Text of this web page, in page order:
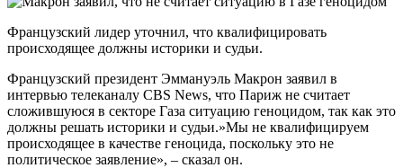
Французский лидер уточнил, что квалифицировать
происходящее должны историки и судьи.
Французский президент Эммануэль Макрон заявил в
интервью телеканалу CBS News, что Париж не считает
сложившуюся в секторе Газа ситуацию геноцидом, так как это
должны решать историки и судьи.»Мы не квалифицируем
происходящее в качестве геноцида, поскольку это не
политическое заявление», – сказал он.